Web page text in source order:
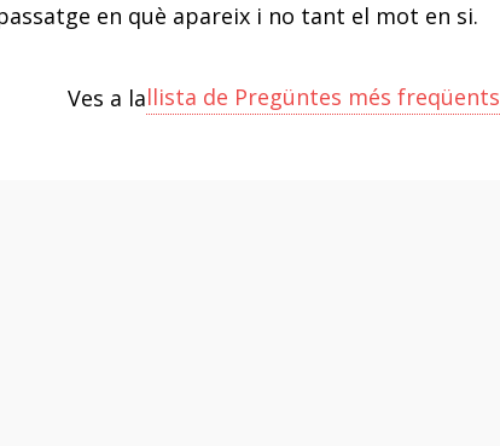
en què apareix i no tant el mot en si.
Ves a lallista de Pregüntes més freqüents